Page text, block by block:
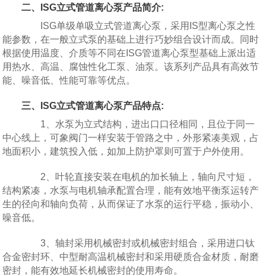
二、ISG立式管道离心泵产品简介:
ISG单级单吸立式管道离心泵，采用IS型离心泵之性
能参数，在一般立式泵的基础上进行巧妙组合设计而成。同时
根据使用温度、介质等不同在ISG管道离心泵型基础上派出适
用热水、高温、腐蚀性化工泵、油泵。该系列产品具有高效节
能、噪音低、性能可靠等优点。
三、ISG立式管道离心泵产品特点:
1、水泵为立式结构，进出口口径相同，且位于同一
中心线上，可象阀门一样安装于管路之中，外形紧凑美观，占
地面积小，建筑投入低，如加上防护罩则可置于户外使用。
2、叶轮直接安装在电机的加长轴上，轴向尺寸短，
结构紧凑，水泵与电机轴承配置合理，能有效地平衡泵运转产
生的径向和轴向负荷，从而保证了水泵的运行平稳，振动小、
噪音低。
3、轴封采用机械密封或机械密封组合，采用进口钛
合金密封环、中型耐高温机械密封和采用硬质合金材质，耐磨
密封，能有效地延长机械密封的使用寿命。